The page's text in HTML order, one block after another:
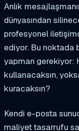
Anlık
dünyasından
profesyonel
ediyor. Bu noktada
yapman gerekiyor:
kullanacaksın,
kuracaksın?
Kendi e-posta
maliyet tasarrufu